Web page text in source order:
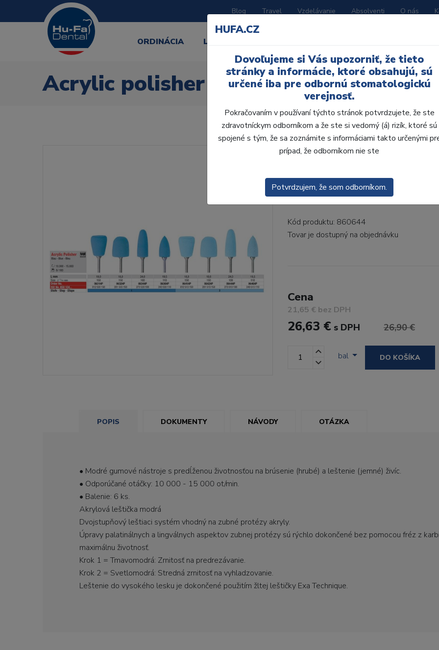
Blog Travel Vzdelávanie Absolventi O nás
ORDINÁCIA LABORATÓRIUM
Acrylic polisher 0644 6ks
Acrylic polisher 0644
• Modré gumové nástroje s predĺženou
Odporúčané otáčky: 10 000 - 15 000 ot/
modráDvojstupňový leštiac...ZOBRAZIT VÍCE
Kód produktu: 860644
Tovar je dostupný na objednávku
Cena
21,65 € bez DPH
26,63 € s DPH 26,90 €
bal DO KOŠÍKA
POPIS DOKUMENTY NÁVODY OTÁZKA
• Modré gumové nástroje s predĺženou životnosťou na brúsenie (hrubé) a leštenie (jemné) živíc.
• Odporúčané otáčky: 10 000 - 15 000 ot/min.
• Balenie: 6 ks.
Akrylová leštička modrá
Dvojstupňový leštiaci systém vhodný na zubné protézy akryly.
Úpravy palatinálnych a lingválnych aspektov zubnej protézy sú rýchlo dokončené bez pomocou fréz z
maximálnu životnosť.
Krok 1 = Tmavomodrá: Zrnitosť na predrezávanie.
Krok 2 = Svetlomodrá: Stredná zrnitosť na vyhladzovanie.
Leštenie do vysokého lesku je dokončené použitím žltej leštičky Exa Technique.
HUFA.CZ
Dovoľujeme si Vás upozorniť, že tieto
stránky a informácie, ktoré obsahujú, sú
určené iba pre odbornú stomatologickú
verejnosť.
Pokračovaním v používaní týchto stránok potvrdzujete, že ste
zdravotníckym odborníkom a že ste si vedomý (á) rizík, ktoré sú
spojené s tým, že sa zoznámite s informáciami takto určenými
prípad, že odborníkom nie ste
Potvrdzujem, že som odborníkom.